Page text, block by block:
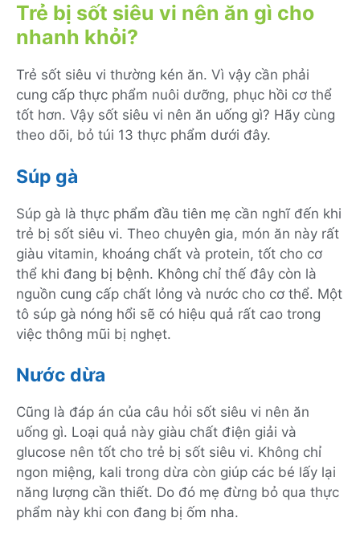
Trẻ bị sốt siêu vi nên ăn gì cho
nhanh khỏi?
Trẻ sốt siêu vi thường kén ăn. Vì vậy cần phải
cung cấp thực phẩm nuôi dưỡng, phục hồi cơ thể
tốt hơn. Vậy sốt siêu vi nên ăn uống gì? Hãy cùng
theo dõi, bỏ túi 13 thực phẩm dưới đây.
Súp gà
Súp gà là thực phẩm đầu tiên mẹ cần nghĩ đến khi
trẻ bị sốt siêu vi. Theo chuyên gia, món ăn này rất
giàu vitamin, khoáng chất và protein, tốt cho cơ
thể khi đang bị bệnh. Không chỉ thế đây còn là
nguồn cung cấp chất lỏng và nước cho cơ thể. Một
tô súp gà nóng hổi sẽ có hiệu quả rất cao trong
việc thông mũi bị nghẹt.
Nước dừa
Cũng là đáp án của câu hỏi sốt siêu vi nên ăn
uống gì. Loại quả này giàu chất điện giải và
glucose nên tốt cho trẻ bị sốt siêu vi. Không chỉ
ngon miệng, kali trong dừa còn giúp các bé lấy lại
năng lượng cần thiết. Do đó mẹ đừng bỏ qua thực
phẩm này khi con đang bị ốm nha.